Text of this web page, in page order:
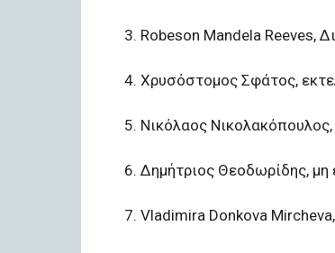
3. Robeson Mandela Reeves,
4. Χρυσόστομος Σφάτος,
5. Νικόλαος
6. Δημήτριος Θεοδωρίδης, μη
7. Vladimira Donkova